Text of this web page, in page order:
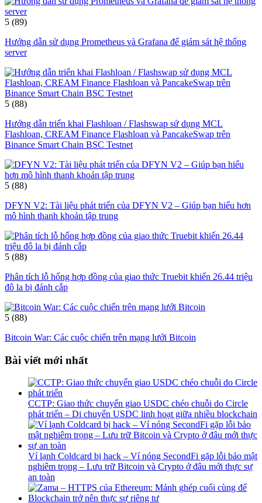
5 (89)
Hướng dẫn sử dụng Prometheus và Grafana để giám sát hệ thống
server
5 (88)
Hướng dẫn triển khai Flashloan / Flashswap sử dụng MCL
Flashloan, CREAM Finance Flashloan và PancakeSwap trên
Binance Smart Chain BSC Testnet
5 (88)
DFYN V2: Tài liệu phát triển của DFYN V2 – Giúp bạn hiểu hơn
mô hình thanh khoản tập trung
5 (88)
Phân tích lỗ hổng hợp đồng của giao thức Truebit khiến 26.44 triệu
đô la bị đánh cắp
5 (88)
Bitcoin War: Các cuộc chiến trên mạng lưới Bitcoin
Bài viết mới nhất
CCTP: Giao thức chuyển giao USDC chéo chuỗi do Circle
phát triển – Di chuyển USDC linh hoạt giữa nhiều blockchain
Ví lạnh Coldcard bị hack – Ví nóng SecondFi gặp lỗi bảo mật
nghiêm trọng – Lưu trữ Bitcoin và Crypto ở đâu mới thực sự
an toàn